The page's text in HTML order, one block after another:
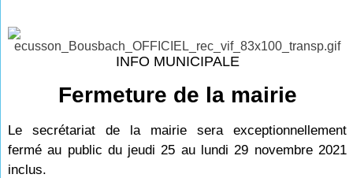
INFO MUNICIPALE
Fermeture de la mairie
Le secrétariat de la mairie sera exceptionnellement
fermé au public du jeudi 25 au lundi 29 novembre 2021
inclus.